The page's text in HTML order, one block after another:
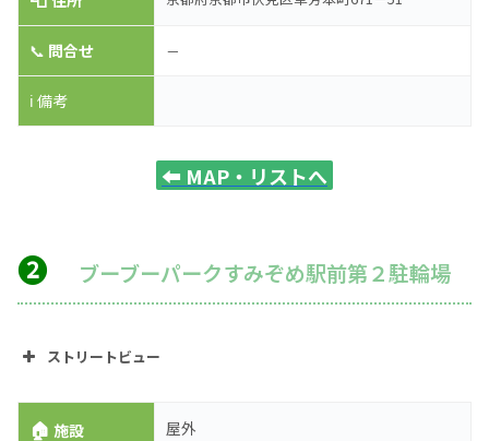
📞 問合せ －
ℹ️ 備考
⬅️ MAP・リストへ
❷ ブーブーパークすみぞめ駅前第２駐輪場
ストリートビュー
🏠施設 屋外